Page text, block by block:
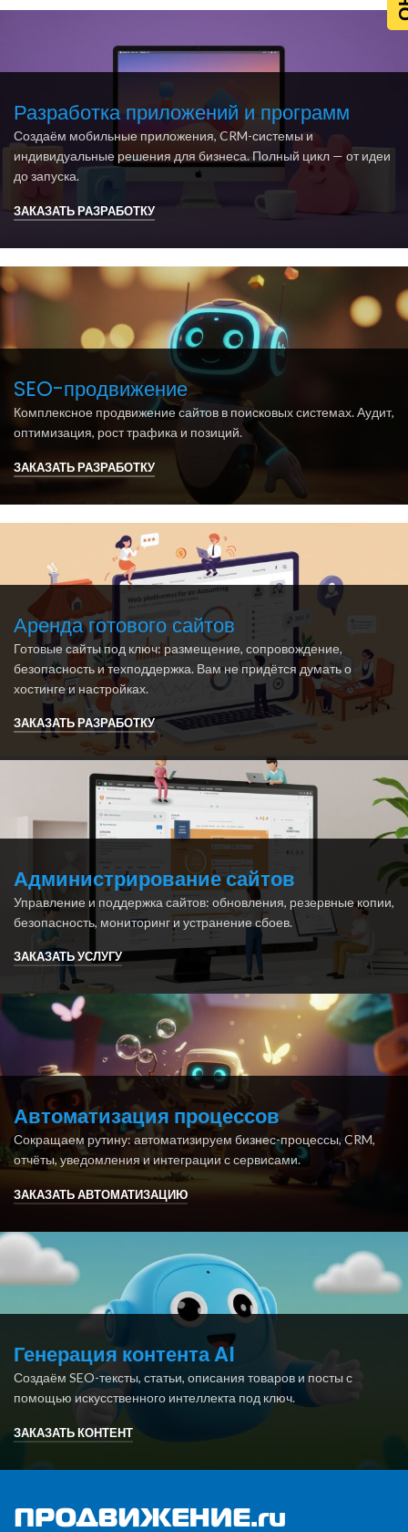
Разработка приложений и программ
Создаём мобильные приложения, CRM-системы и
индивидуальные решения для бизнеса. Полный цикл — от идеи
до запуска.
ЗАКАЗАТЬ РАЗРАБОТКУ
SEO-продвижение
Комплексное продвижение сайтов в поисковых системах. Аудит,
оптимизация, рост трафика и позиций.
ЗАКАЗАТЬ РАЗРАБОТКУ
Аренда готового сайтов
Готовые сайты под ключ: размещение, сопровождение,
безопасность и техподдержка. Вам не придётся думать о
хостинге и настройках.
ЗАКАЗАТЬ РАЗРАБОТКУ
Администрирование сайтов
Управление и поддержка сайтов: обновления, резервные копии,
безопасность, мониторинг и устранение сбоев.
ЗАКАЗАТЬ УСЛУГУ
Автоматизация процессов
Сокращаем рутину: автоматизируем бизнес-процессы, CRM,
отчёты, уведомления и интеграции с сервисами.
ЗАКАЗАТЬ АВТОМАТИЗАЦИЮ
Генерация контента AI
Создаём SEO-тексты, статьи, описания товаров и посты с
помощью искусственного интеллекта под ключ.
ЗАКАЗАТЬ КОНТЕНТ